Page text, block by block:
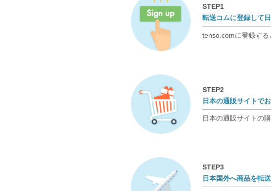
STEP1
転送コムに登録して
tenso.comに登録する
STEP2
日本の通販サイトで
日本の通販サイトの
STEP3
日本国外へ商品を転送